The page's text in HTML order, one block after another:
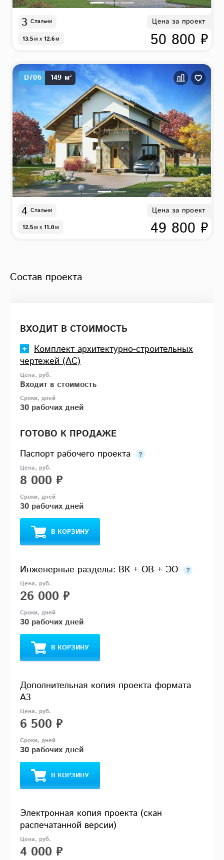
3 Спальни
13.5м x 12.6м
Цена за проект
50 800 ₽
D706 149 м²
4 Спальни
12.5м x 11.0м
Цена за проект
49 800 ₽
Состав проекта
ВХОДИТ В СТОИМОСТЬ
Комплект архитектурно-строительных
чертежей (АС)
Входит в стоимость
30 рабочих дней
ГОТОВО К ПРОДАЖЕ
Паспорт рабочего проекта
8 000 ₽
30 рабочих дней
В КОРЗИНУ
Инженерные разделы: ВК + ОВ + ЭО
26 000 ₽
30 рабочих дней
В КОРЗИНУ
Дополнительная копия проекта формата
А3
6 500 ₽
30 рабочих дней
В КОРЗИНУ
Электронная копия проекта (скан
распечатанной версии)
4 000 ₽